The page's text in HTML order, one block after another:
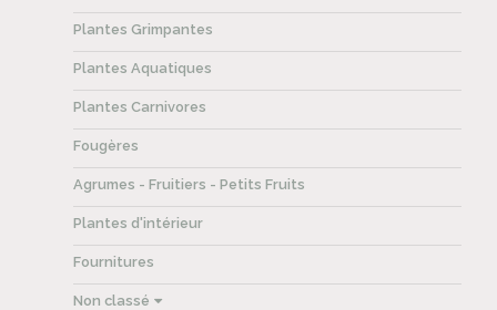
Plantes Grimpantes
Plantes Aquatiques
Plantes Carnivores
Fougères
Agrumes - Fruitiers - Petits Fruits
Plantes d'intérieur
Fournitures
Non classé